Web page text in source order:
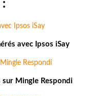
avec Ipsos iSay
Mingle Respondi